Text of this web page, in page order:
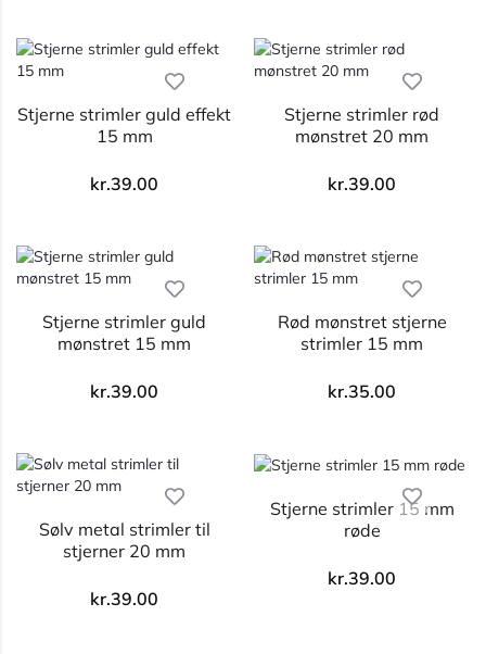
Stjerne strimler guld effekt
15 mm
kr.39.00
Stjerne strimler rød
mønstret 20 mm
kr.39.00
Stjerne strimler guld
mønstret 15 mm
kr.39.00
Rød mønstret stjerne
strimler 15 mm
kr.35.00
Sølv metal strimler til
stjerner 20 mm
kr.39.00
Stjerne strimler 15 mm
røde
kr.39.00